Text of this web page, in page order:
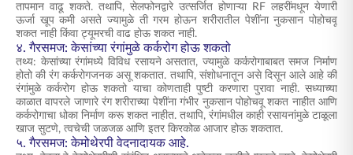
तापमान वाढू शकते. तथापि, सेलफोनद्वारे उत्सर्जित होणाऱ्या RF लहरींमधून येणारी
ऊर्जा खूप कमी असते ज्यामुळे ती गरम होऊन शरीरातील पेशींना नुकसान पोहोचवू
शकत नाही किंवा ट्यूमरची वाढ होऊ शकत नाही.
४. गैरसमज: केसांच्या रंगांमुळे कर्करोग होऊ शकतो
तथ्य: केसांच्या रंगांमध्ये विविध रसायने असतात, ज्यामुळे कर्करोगाबाबत समज निर्माण
होतो की रंग कर्करोगजनक असू शकतात. तथापि, संशोधनातून असे दिसून आले आहे की
रंगांमुळे कर्करोग होऊ शकतो याचा कोणताही पुष्टी करणारा पुरावा नाही. सध्याच्या
काळात वापरले जाणारे रंग शरीराच्या पेशींना गंभीर नुकसान पोहोचवू शकत नाहीत आणि
कर्करोगाचा धोका निर्माण करू शकत नाहीत. तथापि, रंगांमधील काही रसायनांमुळे टाळूला
खाज सुटणे, त्वचेची जळजळ आणि इतर किरकोळ आजार होऊ शकतात.
५. गैरसमज: केमोथेरपी वेदनादायक आहे.